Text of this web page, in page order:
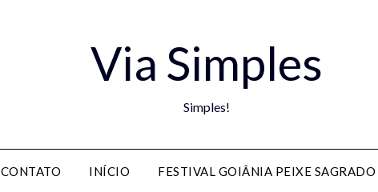
Via Simples
Simples!
CONTATO INÍCIO FESTIVAL GOIÂNIA PEIXE SAGRADO